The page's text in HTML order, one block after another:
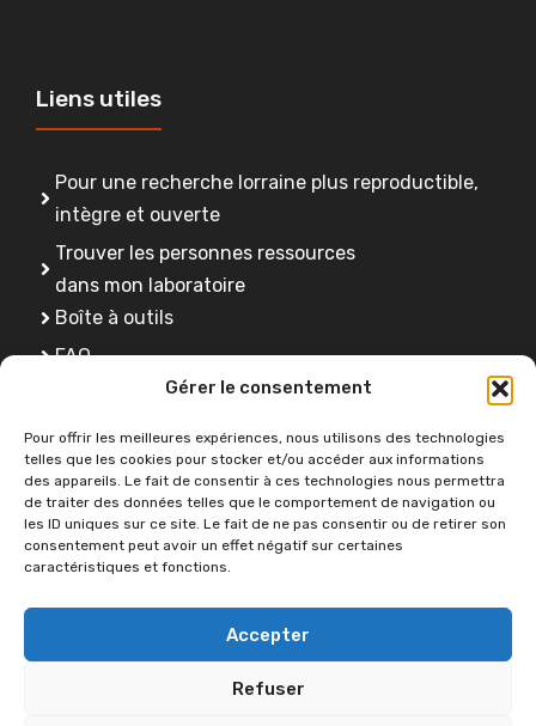
Gérer le consentement
Pour offrir les meilleures expériences, nous utilisons des technologies
telles que les cookies pour stocker et/ou accéder aux informations
des appareils. Le fait de consentir à ces technologies nous permettra
de traiter des données telles que le comportement de navigation ou
les ID uniques sur ce site. Le fait de ne pas consentir ou de retirer son
consentement peut avoir un effet négatif sur certaines
caractéristiques et fonctions.
Accepter
Refuser
Liens utiles
Pour une recherche lorraine plus reproductible,
intègre et ouverte
Trouver les personnes ressources
dans mon laboratoire
Boîte à outils
FAQ
Une question ?